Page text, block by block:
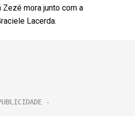
Zezé mora junto com a
Lacerda.